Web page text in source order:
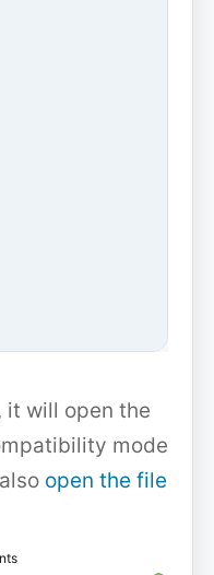
it will open the
mode
open the file